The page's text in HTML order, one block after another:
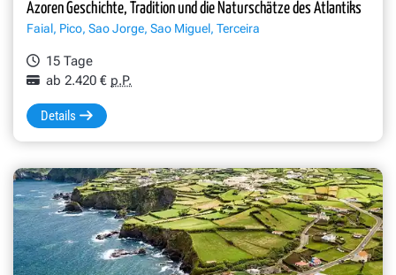
Azoren Geschichte, Tradition und die Naturschätze des Atlantiks
Faial, Pico, Sao Jorge, Sao Miguel, Terceira
15 Tage
ab 2.420 € p.P.
Details